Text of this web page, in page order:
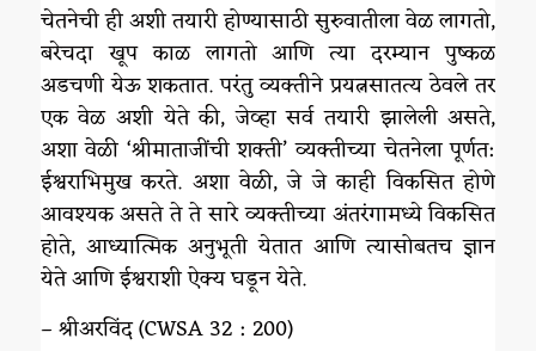
चेतनेची ही अशी तयारी होण्यासाठी सुरुवातीला वेळ लागतो,
बरेचदा खूप काळ लागतो आणि त्या दरम्यान पुष्कळ
अडचणी येऊ शकतात. परंतु व्यक्तीने प्रयत्नसातत्य ठेवले तर
एक वेळ अशी येते की, जेव्हा सर्व तयारी झालेली असते,
अशा वेळी ‘श्रीमाताजींची शक्ती‌’ व्यक्तीच्या चेतनेला पूर्णत:
ईश्वराभिमुख करते. अशा वेळी, जे जे काही विकसित होणे
आवश्यक असते ते ते सारे व्यक्तीच्या अंतरंगामध्ये विकसित
होते, आध्यात्मिक अनुभूती येतात आणि त्यासोबतच ज्ञान
येते आणि ईश्वराशी ऐक्य घडून येते.
– श्रीअरविंद (CWSA 32 : 200)